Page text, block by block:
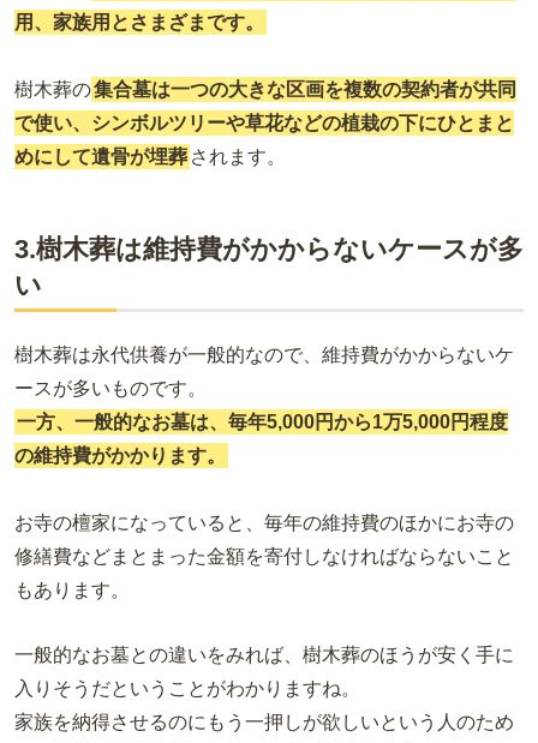
用、家族用とさまざまです。
樹木葬の集合墓は一つの大きな区画を複数の契約者が共同
で使い、シンボルツリーや草花などの植栽の下にひとまと
めにして遺骨が埋葬 されます。
3.樹木葬は維持費がかからないケースが多
い
樹木葬は永代供養が一般的なので、維持費がかからないケ
ースが多いものです。
一方、一般的なお墓は、毎年5,000円から1万5,000円程度
の維持費がかかります。
お寺の檀家になっていると、毎年の維持費のほかにお寺の
修繕費などまとまった金額を寄付しなければならないこと
もあります。
一般的なお墓との違いをみれば、樹木葬のほうが安く手に
入りそうだということがわかりますね。
家族を納得させるのにもう一押しが欲しいという人のため